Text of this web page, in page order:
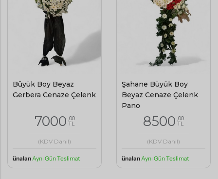
Büyük Boy Beyaz
Gerbera Cenaze Çelenk
7000 ,00
TL
(KDV Dahil)
ünalan Aynı Gün Teslimat
Şahane Büyük Boy
Beyaz Cenaze Çelenk
Pano
8500 ,00
TL
(KDV Dahil)
ünalan Aynı Gün Teslimat